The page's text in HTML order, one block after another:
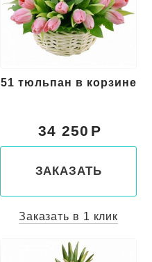
51 тюльпан в корзине
34 250
ЗАКАЗАТЬ
Заказать в 1 клик